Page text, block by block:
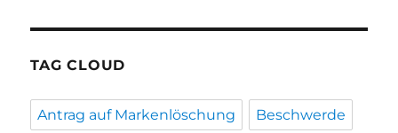
TAG CLOUD
Antrag auf Markenlöschung Beschwerde